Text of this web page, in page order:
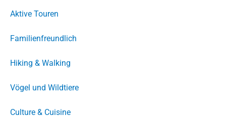
Aktive Touren
Familienfreundlich
Hiking & Walking
Vögel und Wildtiere
Culture & Cuisine